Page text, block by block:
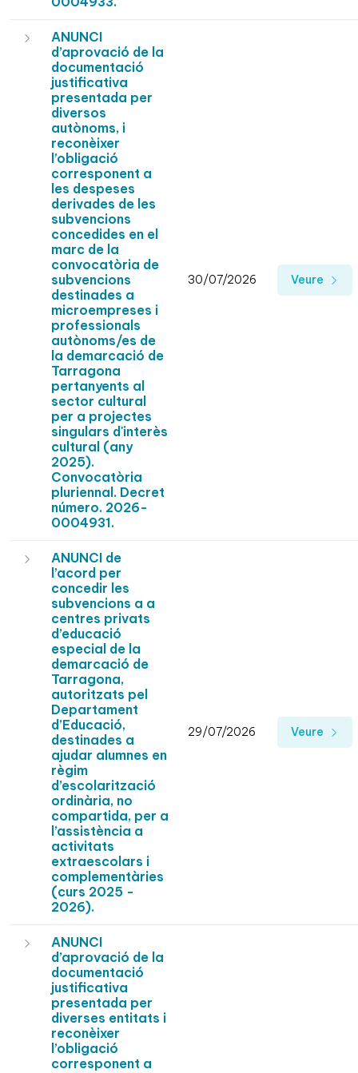
ANUNCI
d’aprovació de la
documentació
justificativa
presentada per
diversos
autònoms, i
reconèixer
l’obligació
corresponent a
les despeses
derivades de les
subvencions
concedides en el
marc de la
convocatòria de
subvencions
destinades a
microempreses i
professionals
autònoms/es de
la demarcació de
Tarragona
pertanyents al
sector cultural
per a projectes
singulars d'interès
cultural (any
2025).
Convocatòria
pluriennal. Decret
número. 2026-
0004931.
30/07/2026 Veure
ANUNCI de
l’acord per
concedir les
subvencions a a
centres privats
d’educació
especial de la
demarcació de
Tarragona,
autoritzats pel
Departament
d’Educació,
destinades a
ajudar alumnes en
règim
d’escolarització
ordinària, no
compartida, per a
l’assistència a
activitats
extraescolars i
complementàries
(curs 2025 -
2026).
29/07/2026 Veure
ANUNCI
d’aprovació de la
documentació
justificativa
presentada per
diverses entitats i
reconèixer
l’obligació
corresponent a